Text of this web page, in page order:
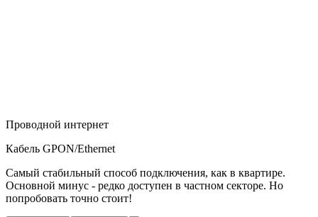
Проводной интернет
Кабель GPON/Ethernet
Самый стабильный способ подключения, как в квартире.
Основной минус - редко доступен в частном секторе. Но
попробовать точно стоит!